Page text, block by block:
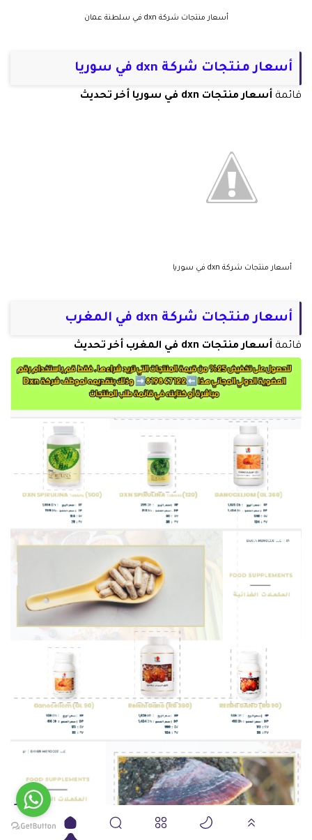
أسعار منتجات شركة dxn في سلطنة عمان
أسعار منتجات شركة dxn في سوريا
قائمة أسعار منتجات dxn في سوريا أخر تحديث
أسعار منتجات شركة dxn في سوريا
أسعار منتجات شركة dxn في المغرب
قائمة أسعار منتجات dxn في المغرب أخر تحديث